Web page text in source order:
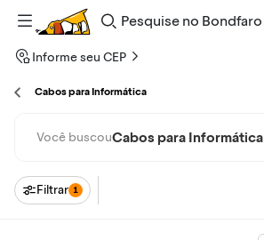
Pesquise
Bondfaro
Informe seu CEP
Cabos para Informática
Você buscouCabos para Informática
Filtrar 1